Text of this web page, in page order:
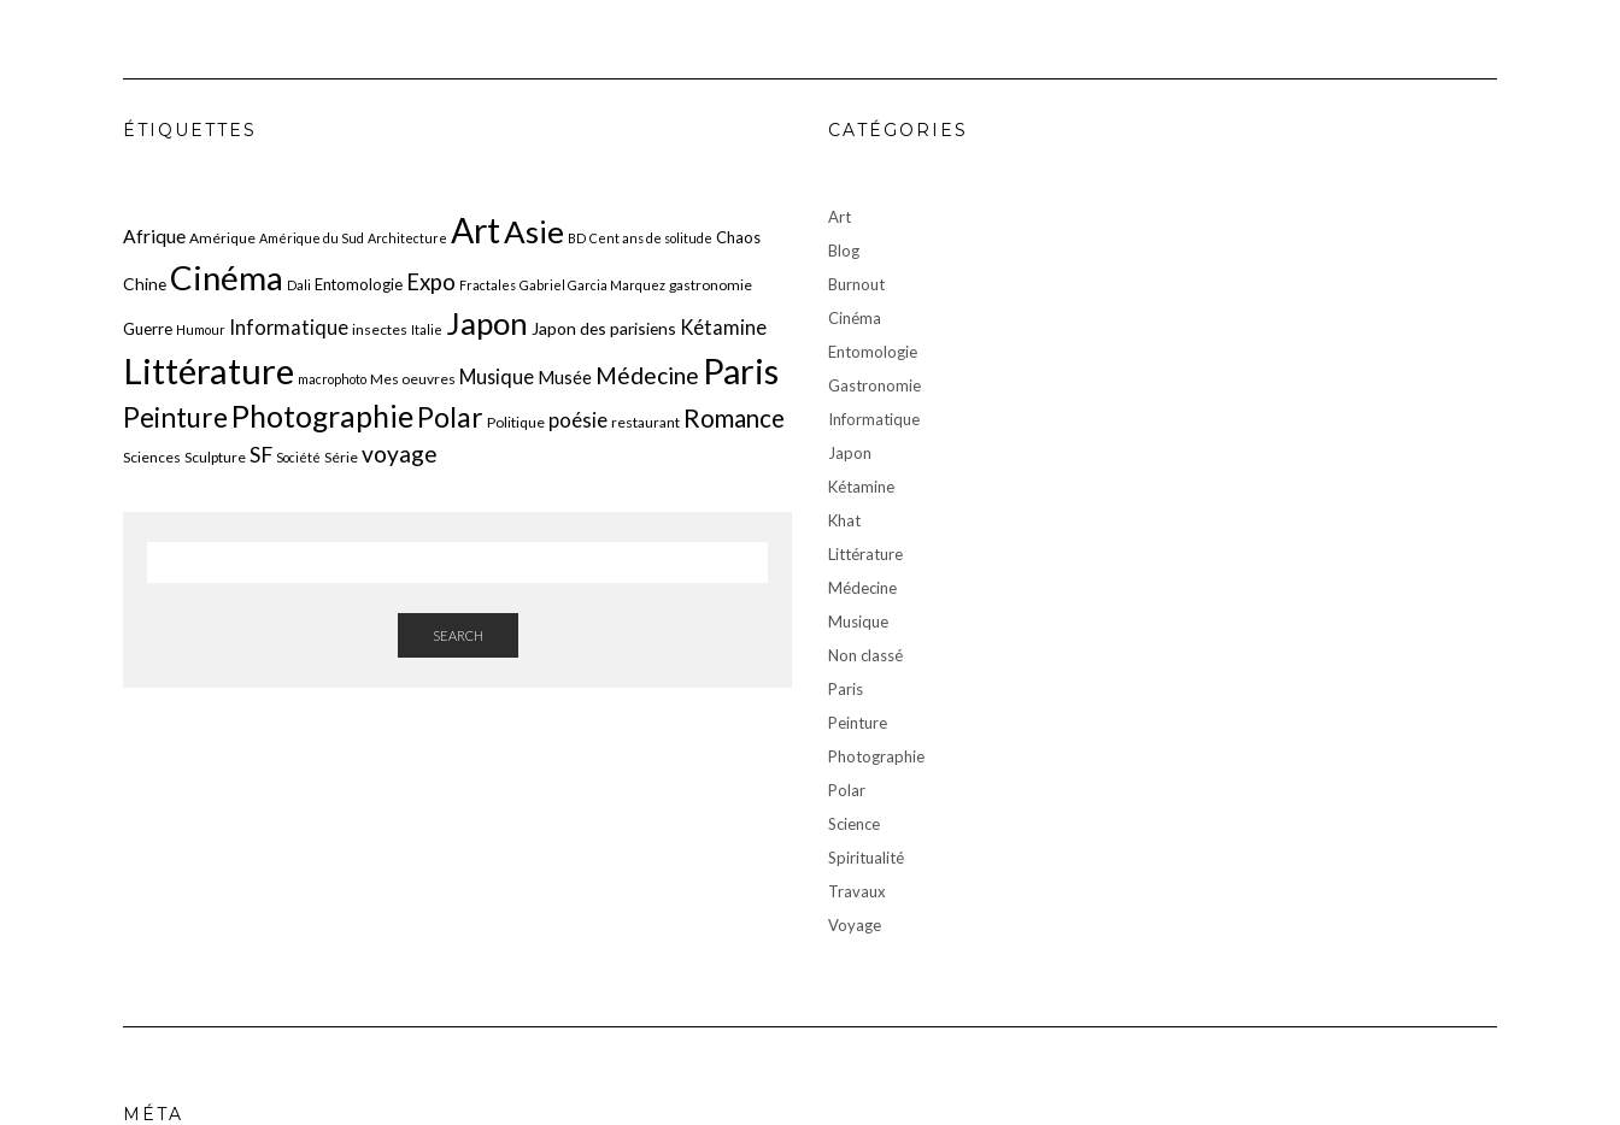
ÉTIQUETTES
Afrique Amérique Amérique du Sud Architecture ArtAsie BD Cent ans de solitude Chaos
Chine Cinéma Dali Entomologie Expo Fractales Gabriel Garcia Marquez gastronomie
Guerre Humour Informatique insectes Italie Japon Japon des parisiens Kétamine
Littérature macrophoto Mes oeuvres Musique Musée Médecine Paris
Peinture PhotographiePolar Politique poésie restaurant Romance
Sciences Sculpture SF Société Série voyage
SEARCH
CATÉGORIES
Art
Blog
Burnout
Cinéma
Entomologie
Gastronomie
Informatique
Japon
Kétamine
Khat
Littérature
Médecine
Musique
Non classé
Paris
Peinture
Photographie
Polar
Science
Spiritualité
Travaux
Voyage
MÉTA